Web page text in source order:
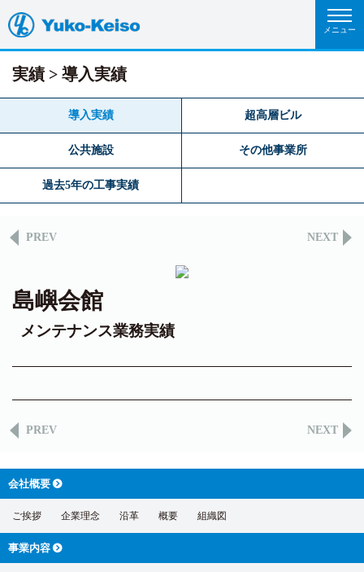
実績 導入実績
導入実績 超高層ビル
公共施設 その他事業所
過去5年の工事実績
PREV NEXT
島嶼会館
メンテナンス業務実績
PREV NEXT
会社概要
ご挨拶 企業理念 沿革 概要 組織図
事業内容